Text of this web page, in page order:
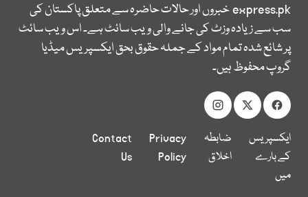
express.pkخبروں اور حالات حاضرہ سے متعلق پاکستان کی
سب سے زیادہ وزٹ کی جانے والی ویب سائٹ ہے۔ اس ویب سائٹ
پر شائع شدہ تمام مواد کے جملہ حقوق بحق ایکسپریس میڈیا
گروپ محفوظ ہیں۔
ایکسپریس
کے بارے
میں
ضابطہ
اخلاق
Privacy
Policy
Contact
Us